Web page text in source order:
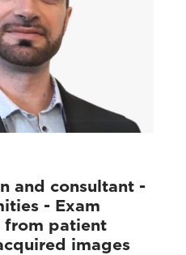
and consultant -
- Exam
patient
images